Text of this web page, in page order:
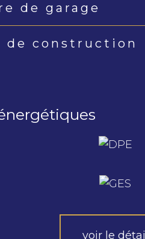
de garage
de construction
voir le détail